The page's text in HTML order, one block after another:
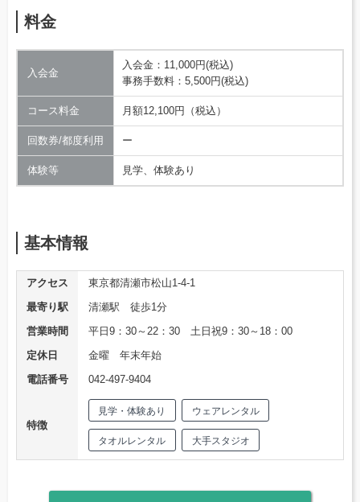
料金
入会金
入会金：11,000円(税込)
事務手数料：5,500円(税込)
コース料金 月額12,100円（税込）
回数券/都度利用 ー
体験等 見学、体験あり
基本情報
アクセス
東京都清瀬市松山1-4-1
最寄り駅
清瀬駅 徒歩1分
営業時間
平日9：30～22：30 土日祝9：30～18：00
定休日
金曜 年末年始
電話番号
042-497-9404
特徴
見学・体験あり ウェアレンタル
タオルレンタル 大手スタジオ